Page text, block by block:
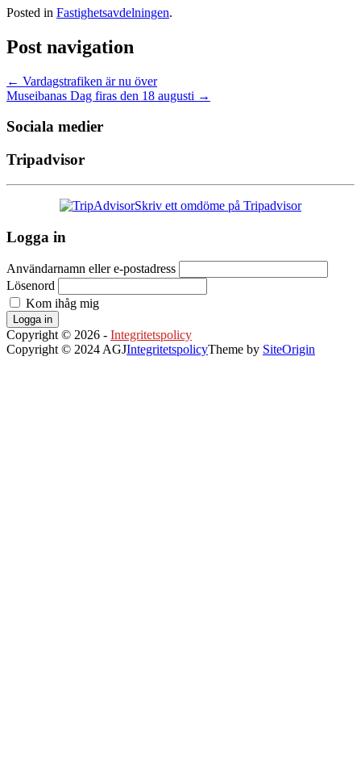
Posted in Fastighetsavdelningen.
Post navigation
← Vardagstrafiken är nu över
Museibanas Dag firas den 18 augusti →
Sociala medier
Tripadvisor
Skriv ett omdöme på Tripadvisor
Logga in
Användarnamn eller e-postadress
Lösenord
Kom ihåg mig
Logga in
Copyright © 2026 - Integritetspolicy
Copyright © 2024 AGJIntegritetspolicyTheme by SiteOrigin